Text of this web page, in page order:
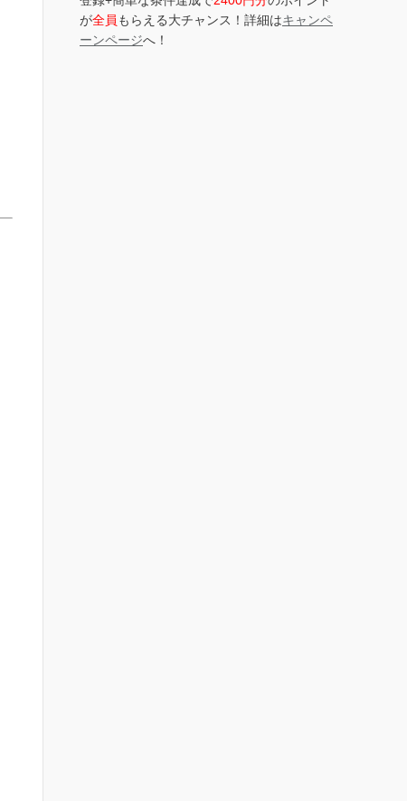
が全員 もらえる大チャンス！詳細はキャンペ
ーンページへ！